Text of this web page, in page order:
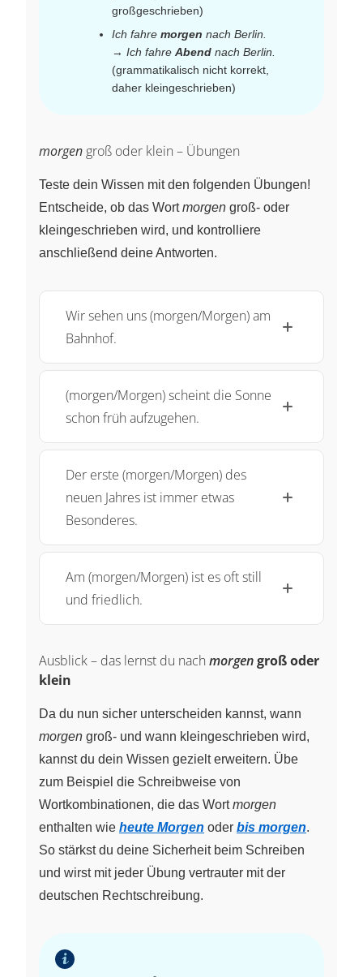
großgeschrieben)
Ich fahre morgen nach Berlin.
→ Ich fahre Abend nach Berlin.
(grammatikalisch nicht korrekt,
daher kleingeschrieben)
morgen groß oder klein – Übungen
Teste dein Wissen mit den folgenden Übungen!
Entscheide, ob das Wortmorgen groß- oder
kleingeschrieben wird, und kontrolliere
anschließend deine Antworten.
Wir sehen uns (morgen/Morgen) am
Bahnhof.
(morgen/Morgen) scheint die Sonne
schon früh aufzugehen.
Der erste (morgen/Morgen) des
neuen Jahres ist immer etwas
Besonderes.
Am (morgen/Morgen) ist es oft still
und friedlich.
Ausblick – das lernst du nach morgengroß oder
klein
Da du nun sicher unterscheiden kannst, wann
morgen groß- und wann kleingeschrieben wird,
kannst du dein Wissen gezielt erweitern. Übe
zum Beispiel die Schreibweise von
Wortkombinationen, die das Wortmorgen
enthalten wie heute Morgen oder bis morgen.
So stärkst du deine Sicherheit beim Schreiben
und wirst mit jeder Übung vertrauter mit der
deutschen Rechtschreibung.